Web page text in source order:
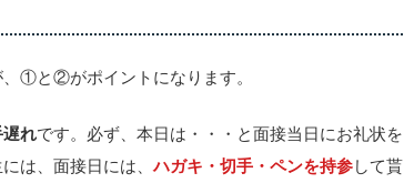
①と②がポイントになります。
遅れです。必ず、本日は・・・と面接当日にお礼状を
は、面接日には、ハガキ・切手・ペンを持参して貰